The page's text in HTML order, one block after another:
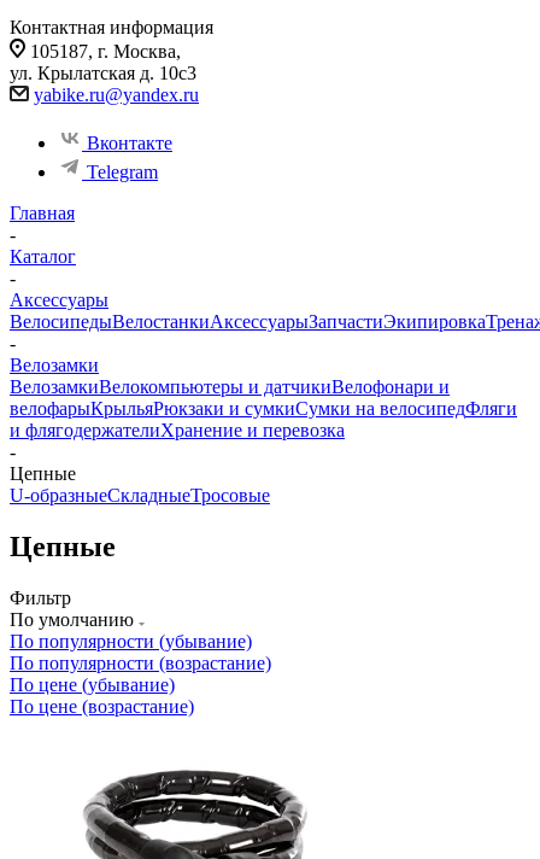
Контактная информация
105187, г. Москва,
ул. Крылатская д. 10с3
yabike.ru@yandex.ru
Вконтакте
Telegram
Главная
-
Каталог
-
Аксессуары
ВелосипедыВелостанкиАксессуарыЗапчастиЭкипировка
-
Велозамки
ВелозамкиВелокомпьютеры и датчикиВелофонари и
велофарыКрыльяРюкзаки и сумкиСумки на велосипедФляги
и флягодержателиХранение и перевозка
-
Цепные
U-образныеСкладныеТросовые
Цепные
Фильтр
По умолчанию
По популярности (убывание)
По популярности (возрастание)
По цене (убывание)
По цене (возрастание)